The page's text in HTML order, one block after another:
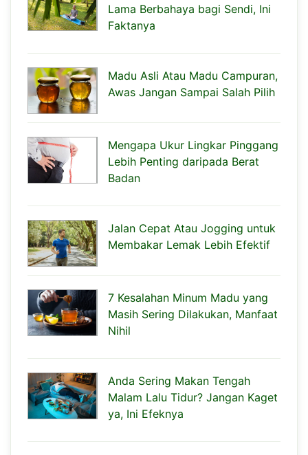
Lama Berbahaya bagi Sendi, Ini
Faktanya
Madu Asli Atau Madu Campuran,
Awas Jangan Sampai Salah Pilih
Mengapa Ukur Lingkar Pinggang
Lebih Penting daripada Berat
Badan
Jalan Cepat Atau Jogging untuk
Membakar Lemak Lebih Efektif
7 Kesalahan Minum Madu yang
Masih Sering Dilakukan, Manfaat
Nihil
Anda Sering Makan Tengah
Malam Lalu Tidur? Jangan Kaget
ya, Ini Efeknya